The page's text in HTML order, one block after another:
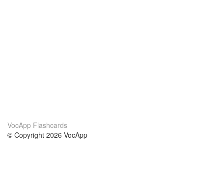
VocApp Flashcards
© Copyright 2026 VocApp